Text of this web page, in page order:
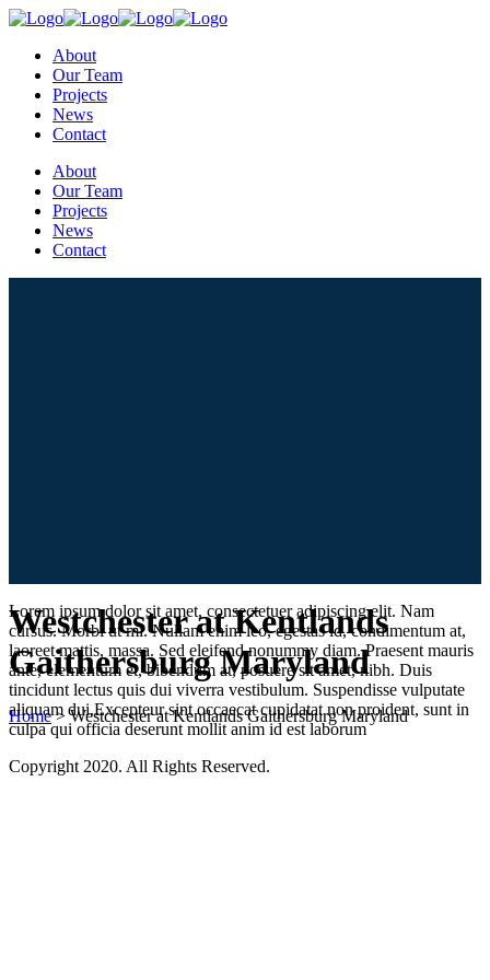
About
Our Team
Projects
News
Contact
About
Our Team
Projects
News
Contact
Westchester at Kentlands
Gaithersburg Maryland
Home>Westchester at Kentlands Gaithersburg Maryland
Lorem ipsum dolor sit amet, consectetuer adipiscing elit. Nam
cursus. Morbi ut mi. Nullam enim leo, egestas id, condimentum at,
laoreet mattis, massa. Sed eleifend nonummy diam. Praesent mauris
ante, elementum et, bibendum at, posuere sit amet, nibh. Duis
tincidunt lectus quis dui viverra vestibulum. Suspendisse vulputate
aliquam dui.Excepteur sint occaecat cupidatat non proident, sunt in
culpa qui officia deserunt mollit anim id est laborum
Copyright 2020. All Rights Reserved.